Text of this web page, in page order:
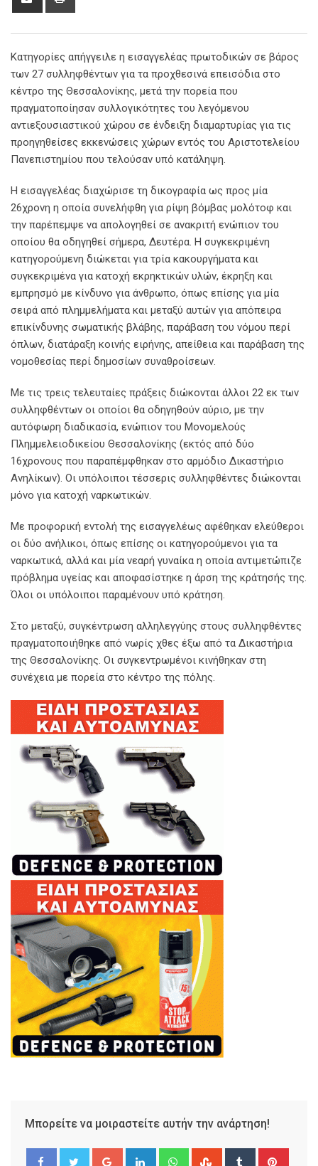
Κατηγορίες απήγγειλε η εισαγγελέας πρωτοδικών σε βάρος
των 27 συλληφθέντων για τα προχθεσινά επεισόδια στο
κέντρο της Θεσσαλονίκης, μετά την πορεία που
πραγματοποίησαν συλλογικότητες του λεγόμενου
αντιεξουσιαστικού χώρου σε ένδειξη διαμαρτυρίας για τις
προηγηθείσες εκκενώσεις χώρων εντός του Αριστοτελείου
Πανεπιστημίου που τελούσαν υπό κατάληψη.
Η εισαγγελέας διαχώρισε τη δικογραφία ως προς μία
26χρονη η οποία συνελήφθη για ρίψη βόμβας μολότοφ και
την παρέπεμψε να απολογηθεί σε ανακριτή ενώπιον του
οποίου θα οδηγηθεί σήμερα, Δευτέρα. Η συγκεκριμένη
κατηγορούμενη διώκεται για τρία κακουργήματα και
συγκεκριμένα για κατοχή εκρηκτικών υλών, έκρηξη και
εμπρησμό με κίνδυνο για άνθρωπο, όπως επίσης για μία
σειρά από πλημμελήματα και μεταξύ αυτών για απόπειρα
επικίνδυνης σωματικής βλάβης, παράβαση του νόμου περί
όπλων, διατάραξη κοινής ειρήνης, απείθεια και παράβαση της
νομοθεσίας περί δημοσίων συναθροίσεων.
Με τις τρεις τελευταίες πράξεις διώκονται άλλοι 22 εκ των
συλληφθέντων οι οποίοι θα οδηγηθούν αύριο, με την
αυτόφωρη διαδικασία, ενώπιον του Μονομελούς
Πλημμελειοδικείου Θεσσαλονίκης (εκτός από δύο
16χρονους που παραπέμφθηκαν στο αρμόδιο Δικαστήριο
Ανηλίκων). Οι υπόλοιποι τέσσερις συλληφθέντες διώκονται
μόνο για κατοχή ναρκωτικών.
Με προφορική εντολή της εισαγγελέως αφέθηκαν ελεύθεροι
οι δύο ανήλικοι, όπως επίσης οι κατηγορούμενοι για τα
ναρκωτικά, αλλά και μία νεαρή γυναίκα η οποία αντιμετώπιζε
πρόβλημα υγείας και αποφασίστηκε η άρση της κράτησής της.
Όλοι οι υπόλοιποι παραμένουν υπό κράτηση.
Στο μεταξύ, συγκέντρωση αλληλεγγύης στους συλληφθέντες
πραγματοποιήθηκε από νωρίς χθες έξω από τα Δικαστήρια
της Θεσσαλονίκης. Οι συγκεντρωμένοι κινήθηκαν στη
συνέχεια με πορεία στο κέντρο της πόλης.
Μπορείτε να μοιραστείτε αυτήν την ανάρτηση!
Google+ LinkedIn WhatsappStumbleUpon
Tumblr